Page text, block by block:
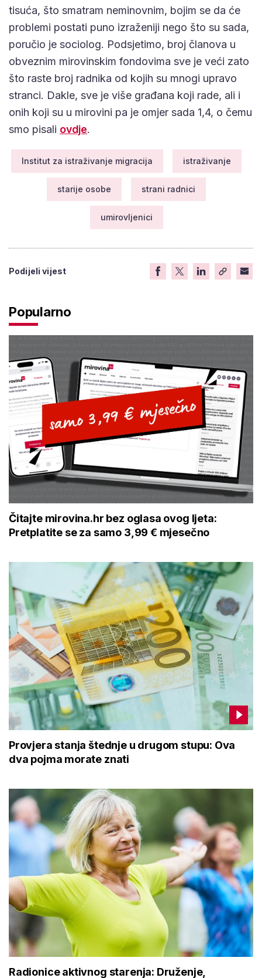
tisuća, što smatram neminovnim, bojim se da će
problemi postati puno izraženiji nego što su sada,
poručio je sociolog. Podsjetimo, broj članova u
obveznim mirovinskim fondovima sve je veći zato
što raste broj radnika od kojih su mnogi upravo
stranci. Dakle, sve je više građana koji rade, ali i
onih koji su u mirovini pa je omjer sada 1,4, o čemu
smo pisali ovdje.
Institut za istraživanje migracija istraživanje
starije osobe strani radnici
umirovljenici
Podijeli vijest
Popularno
Čitajte mirovina.hr bez oglasa ovog ljeta:
Pretplatite se za samo 3,99 € mjesečno
Provjera stanja štednje u drugom stupu: Ova
dva pojma morate znati
Radionice aktivnog starenja: Druženje,